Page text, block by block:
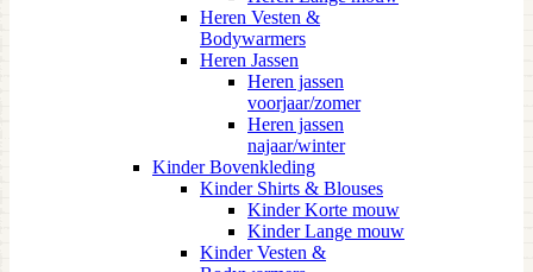
Heren Vesten &
Bodywarmers
Heren Jassen
Heren jassen
voorjaar/zomer
Heren jassen
najaar/winter
Kinder Bovenkleding
Kinder Shirts & Blouses
Kinder Korte mouw
Kinder Lange mouw
Kinder Vesten &